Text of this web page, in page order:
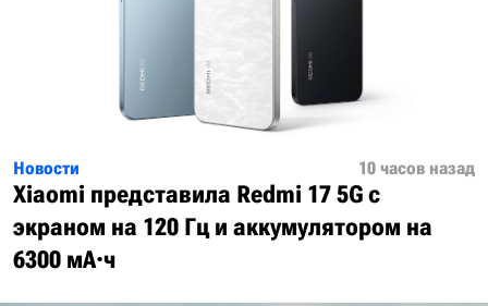
Новости 10 часов назад
Xiaomi представила Redmi 17 5G с
экраном на 120 Гц и аккумулятором на
6300 мА·ч